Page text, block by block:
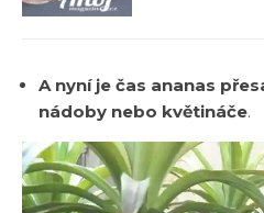
A nyní je čas ananas
nádoby nebo květináče.